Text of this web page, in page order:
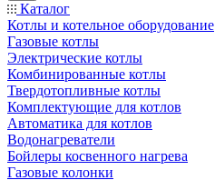
Каталог
Котлы и котельное оборудование
Газовые котлы
Электрические котлы
Комбинированные котлы
Твердотопливные котлы
Комплектующие для котлов
Автоматика для котлов
Водонагреватели
Бойлеры косвенного нагрева
Газовые колонки